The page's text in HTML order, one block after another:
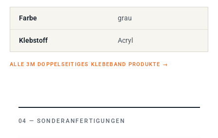
Farbe grau
Klebstoff Acryl
ALLE 3M DOPPELSEITIGES KLEBEBAND PRODUKTE →
SONDERANFERTIGUNGEN